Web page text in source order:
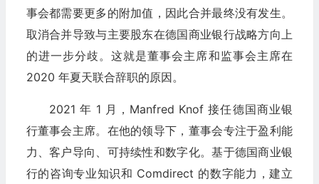
事会都需要更多的附加值，因此合并最终没有发生。
取消合并导致与主要股东在德国商业银行战略方向上
的进一步分歧。这就是董事会主席和监事会主席在
2020 年夏天联合辞职的原因。
2021 年 1 月，Manfred Knof 接任德国商业银
行董事会主席。在他的领导下，董事会专注于盈利能
力、客户导向、可持续性和数字化。基于德国商业银
行的咨询专业知识和 Comdirect 的数字能力，建立